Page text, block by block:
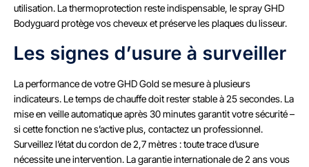
utilisation. La thermoprotection reste indispensable, le spray GHD
Bodyguard protège vos cheveux et préserve les plaques du lisseur.
Les signes d’usure à surveiller
La performance de votre GHD Gold se mesure à plusieurs
indicateurs. Le temps de chauffe doit rester stable à 25 secondes. La
mise en veille automatique après 30 minutes garantit votre sécurité –
si cette fonction ne s’active plus, contactez un professionnel.
Surveillez l’état du cordon de 2,7 mètres : toute trace d’usure
nécessite une intervention. La garantie internationale de 2 ans vous